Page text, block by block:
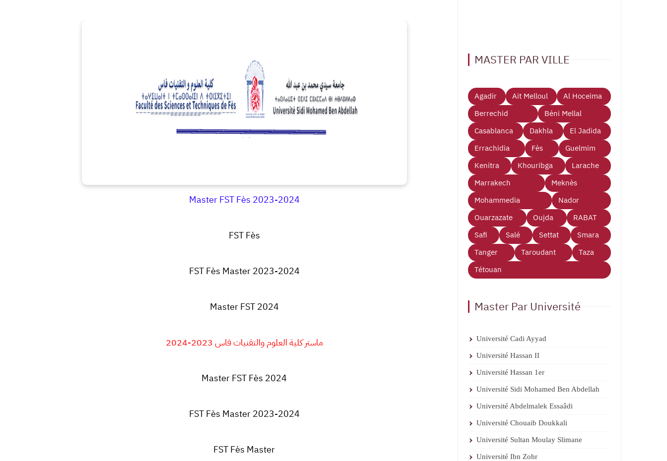
Master FST Fès 2023-2024
FST Fès
FST Fès Master 2023-2024
Master FST 2024
ماستر كلية العلوم والتقنيات فاس 2023-2024
Master FST Fès 2024
FST Fès Master 2023-2024
FST Fès Master
MASTER PAR VILLE
Agadir Ait Melloul
Al Hoceima
Berrechid
Béni Mellal
Casablanca
Dakhla
El Jadida
Errachidia
Fès
Guelmim
Kenitra
Khouribga
Larache
Marrakech
Meknès
Mohammedia
Nador
Ouarzazate
Oujda
RABAT
Safi
Salé Settat
Smara
Tanger
Taroudant
Taza
Tétouan
Master Par Université
Université Cadi Ayyad
Université Hassan II
Université Hassan 1er
Université Sidi Mohamed Ben Abdellah
Université Abdelmalek Essaâdi
Université Chouaib Doukkali
Université Sultan Moulay Slimane
Université Ibn Zohr